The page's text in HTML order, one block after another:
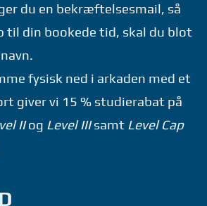
du en bekræftelsesmail, så
til din bookede tid, skal du blot
fysisk ned i arkaden med et
giver vi 15 % studierabat på
IIog Level IIIsamt Level Cap